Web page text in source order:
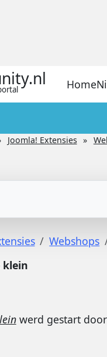
Home
Joomla! Extensies
Webshops
klein
werd gestart door